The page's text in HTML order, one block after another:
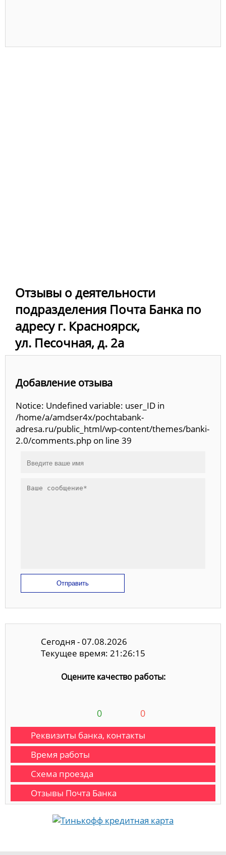
Отзывы о деятельности
подразделения Почта Банка по
адресу г. Красноярск,
ул. Песочная, д. 2а
Добавление отзыва
Notice: Undefined variable: user_ID in
/home/a/amdser4x/pochtabank-
adresa.ru/public_html/wp-content/themes/banki-
2.0/comments.php on line 39
Отправить
Сегодня - 07.08.2026
Текущее время: 21:26:15
Оцените качество работы:
0 0
Реквизиты банка, контакты
Время работы
Схема проезда
Отзывы Почта Банка